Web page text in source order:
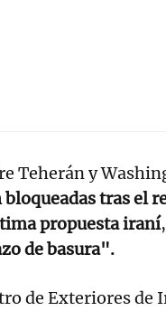
Teherán y
tras el
propuesta iraní
de basura".
de Exteriores de